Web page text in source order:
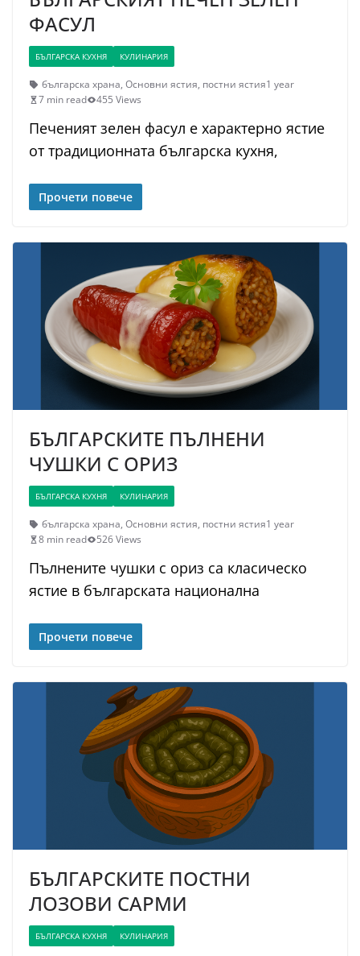
ФАСУЛ
БЪЛГАРСКА КУХНЯ КУЛИНАРИЯ
българска храна, Основни ястия, постни ястия1 year
7 min read
455 Views
Печеният зелен фасул е характерно ястие
от традиционната българска кухня,
Прочети повече
БЪЛГАРСКИТЕ ПЪЛНЕНИ
ЧУШКИ С ОРИЗ
БЪЛГАРСКА КУХНЯ КУЛИНАРИЯ
българска храна, Основни ястия, постни ястия1 year
8 min read
526 Views
Пълнените чушки с ориз са класическо
ястие в българската национална
Прочети повече
БЪЛГАРСКИТЕ ПОСТНИ
ЛОЗОВИ САРМИ
БЪЛГАРСКА КУХНЯ КУЛИНАРИЯ